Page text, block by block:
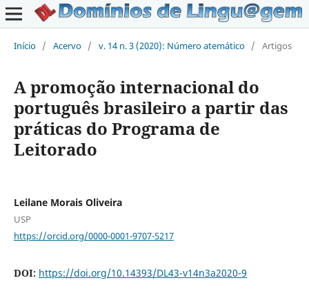
Início / Acervo / v. 14 n. 3 (2020): Número atemático / Artigos
A promoção internacional do
português brasileiro a partir das
práticas do Programa de
Leitorado
Leilane Morais Oliveira
USP
https://orcid.org/0000-0001-9707-5217
DOI: https://doi.org/10.14393/DL43-v14n3a2020-9